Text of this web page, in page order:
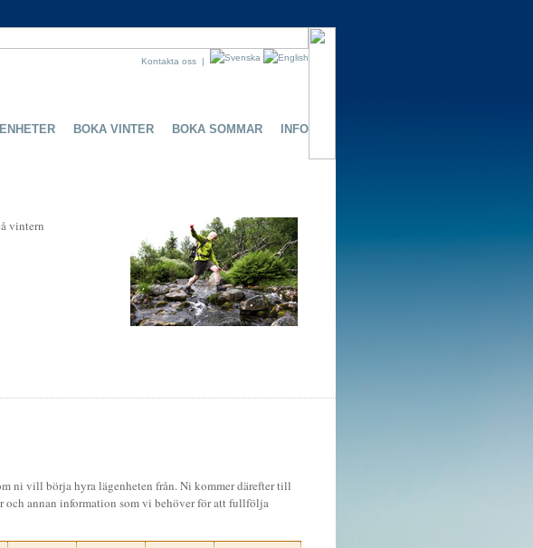
Kontakta oss |
BOKA VINTER BOKA SOMMAR INFO
ni vill börja hyra lägenheten från. Ni kommer därefter till
annan information som vi behöver för att fullfölja